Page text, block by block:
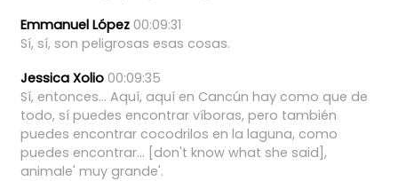
Emmanuel López 00:09:31
Sí, sí, son peligrosas esas cosas.
Jessica Xolio 00:09:35
Sí, entonces... Aquí, aquí en Cancún hay como que de
todo, sí puedes encontrar víboras, pero también
puedes encontrar cocodrilos en la laguna, como
puedes encontrar... [don't know what she said],
animale' muy grande'.